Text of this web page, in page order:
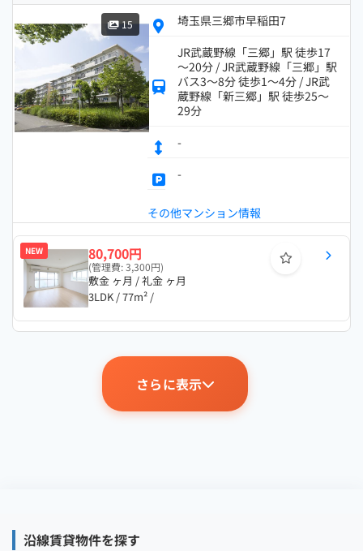
15
埼玉県三郷市早稲田7
JR武蔵野線「三郷」駅 徒歩17
～20分 / JR武蔵野線「三郷」駅
バス3～8分 徒歩1～4分 / JR武
蔵野線「新三郷」駅 徒歩25～
29分
-
-
その他マンション情報
NEW 80,700円
(管理費: 3,300円)
敷金 ヶ月 / 礼金 ヶ月
3LDK / 77m² /
さらに表示
沿線賃貸物件を探す